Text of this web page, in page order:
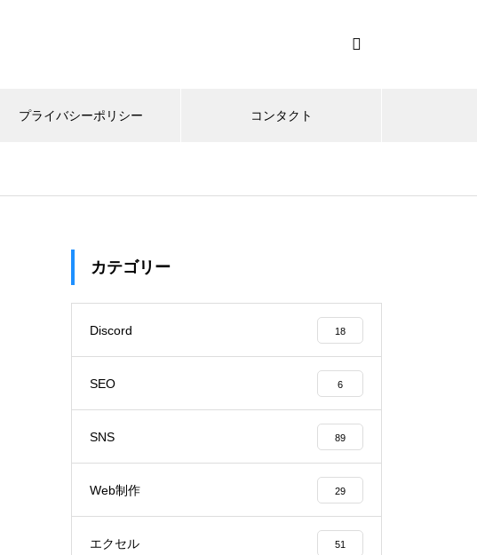
プライバシーポリシー コンタクト
カテゴリー
Discord 18
SEO 6
SNS 89
Web制作 29
エクセル 51